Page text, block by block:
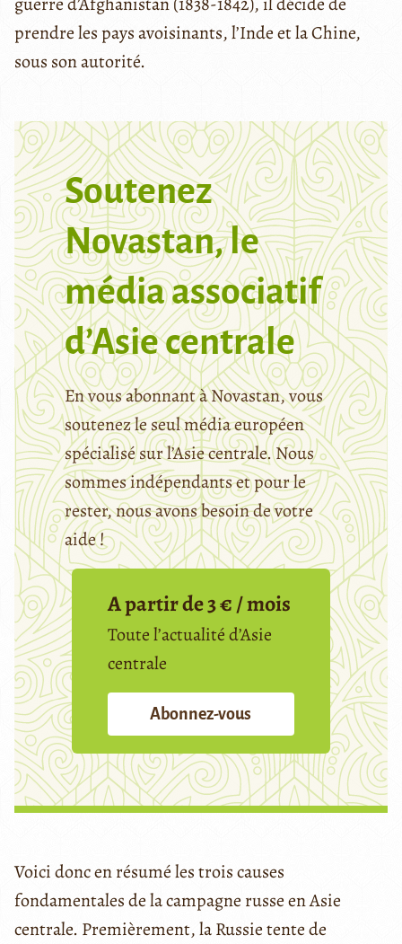
prendre les pays avoisinants, l’Inde et la Chine,
sous son autorité.
Soutenez
Novastan, le
média associatif
d’Asie centrale
En vous abonnant à Novastan, vous
soutenez le seul média européen
spécialisé sur l’Asie centrale. Nous
sommes indépendants et pour le
rester, nous avons besoin de votre
aide !
A partir de 3 € / mois
Toute l’actualité d’Asie
centrale
Abonnez-vous
Voici donc en résumé les trois causes
fondamentales de la campagne russe en Asie
centrale. Premièrement, la Russie tente de